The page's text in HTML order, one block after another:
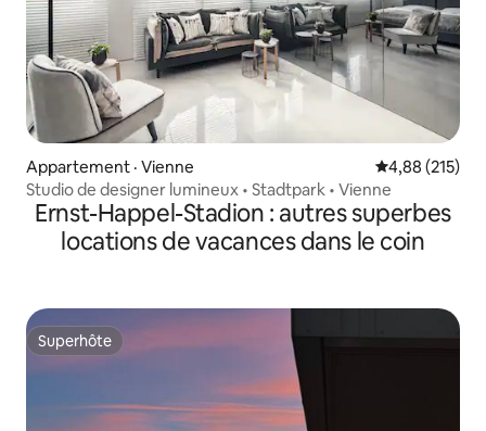
Appartement · Vienne Note
4,88 (215)
Studio de designer lumineux • Stadtpark • Vienne
Ernst-Happel-Stadion : autres superbes
locations de vacances dans le coin
Superhôte
Superhôte